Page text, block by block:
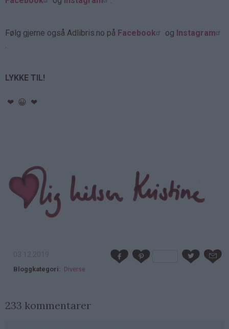
Følg gjerne også Adlibris.no på Facebook og Instagram
LYKKE TIL!
❤ 😀 ❤
Bloggkategori Diverse
233 kommentarer